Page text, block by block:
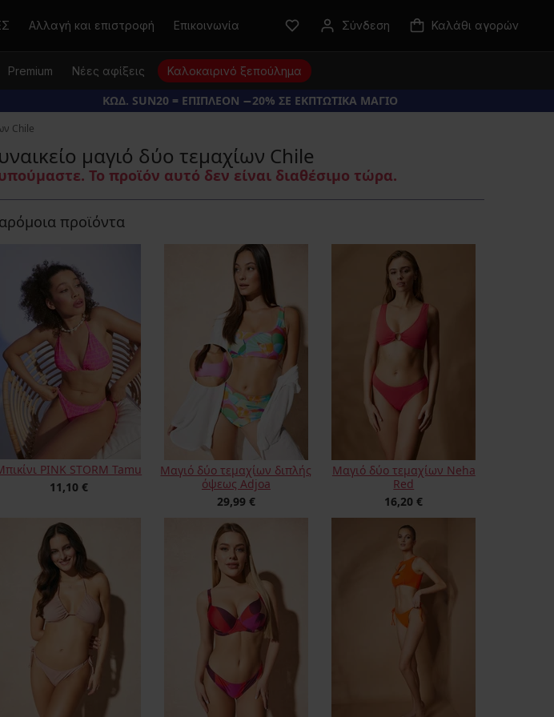
Αλλαγή και επιστροφή Επικοινωνία Σύνδεση Καλάθι αγορών
Premium Νέες αφίξεις Καλοκαιρινό ξεπούλημα
ΚΩΔ. SUN20 = ΕΠΙΠΛΕΟΝ −20% ΣΕ ΕΚΠΤΩΤΙΚΑ ΜΑΓΙΟ
Chile
μαγιό δύο τεμαχίων Chile
Το προϊόν αυτό δεν είναι διαθέσιμο τώρα.
προϊόντα
PINK STORM Tamu
11,10 €
Μαγιό δύο τεμαχίων διπλής
όψεως Adjoa
29,99 €
Μαγιό δύο τεμαχίων Neha
Red
16,20 €